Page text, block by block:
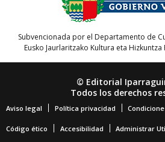
Subvencionada por el Departamento de
Eusko Jaurlaritzako Kultura eta
© Editorial
Todos los derechos
Aviso legal Política privacidad
Código ético Accesibilidad Administrar